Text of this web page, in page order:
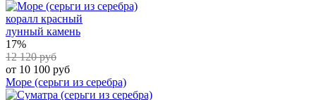
коралл красный
лунный камень
17%
12 120 руб
от 10 100 руб
Море (серьги из серебра)